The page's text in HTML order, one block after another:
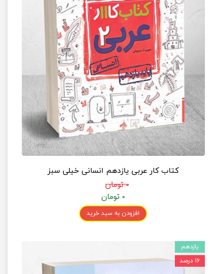
کتاب کار عربی یازدهم انسانی خیلی سبز
۰ تومان
۰ تومان
افزودن به سبد خرید
یازدهم
۱۶ درصد